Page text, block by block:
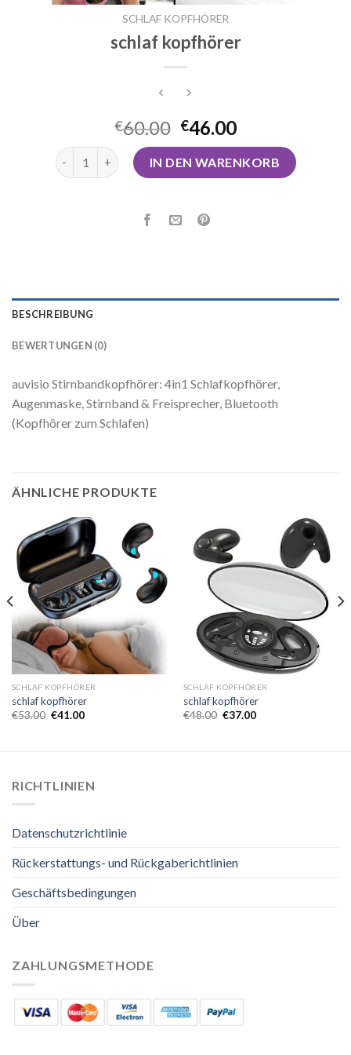
SCHLAF KOPFHÖRER
schlaf kopfhörer
€60.00 €46.00
schlaf kopfhörer MengeIN DEN WARENKORB
BESCHREIBUNG
BEWERTUNGEN (0)
auvisio Stirnbandkopfhörer: 4in1 Schlafkopfhörer,
Augenmaske, Stirnband & Freisprecher, Bluetooth
(Kopfhörer zum Schlafen)
ÄHNLICHE PRODUKTE
SCHLAF KOPFHÖRER
schlaf kopfhörer
€53.00 €41.00
SCHLAF KOPFHÖRER
schlaf kopfhörer
€48.00 €37.00
RICHTLINIEN
Datenschutzrichtlinie
Rückerstattungs- und Rückgaberichtlinien
Geschäftsbedingungen
Über
ZAHLUNGSMETHODE